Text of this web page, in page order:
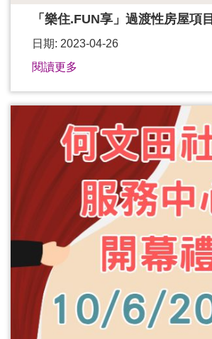
「樂住.FUN享」過渡性房屋項目
日期: 2023-04-26
閱讀更多